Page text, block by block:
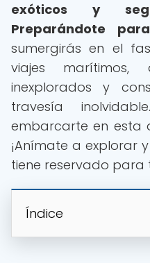
exóticos y
Preparándote
sumergirás en el
viajes marítimos,
inexplorados y
travesía
embarcarte en esta
¡Anímate a explorar
tiene reservado para
Índice